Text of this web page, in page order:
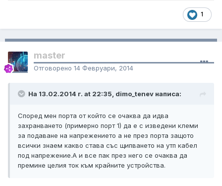
1
master
Отговорено 14 Февруари, 2014
На 13.02.2014 г. at 22:35, dimo_tenev написа:
Според мен порта от който се очаква да идва
захранването (примерно порт 1) да е с изведени клеми
за подаване на напрежението а не през порта защото
всички знаем какво става със щипването на утп кабел
под напрежение.А и все пак през него се очаква да
премине целия ток към крайните устройства.